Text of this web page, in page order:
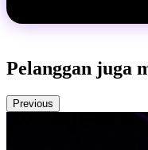
Pelanggan juga
Previous